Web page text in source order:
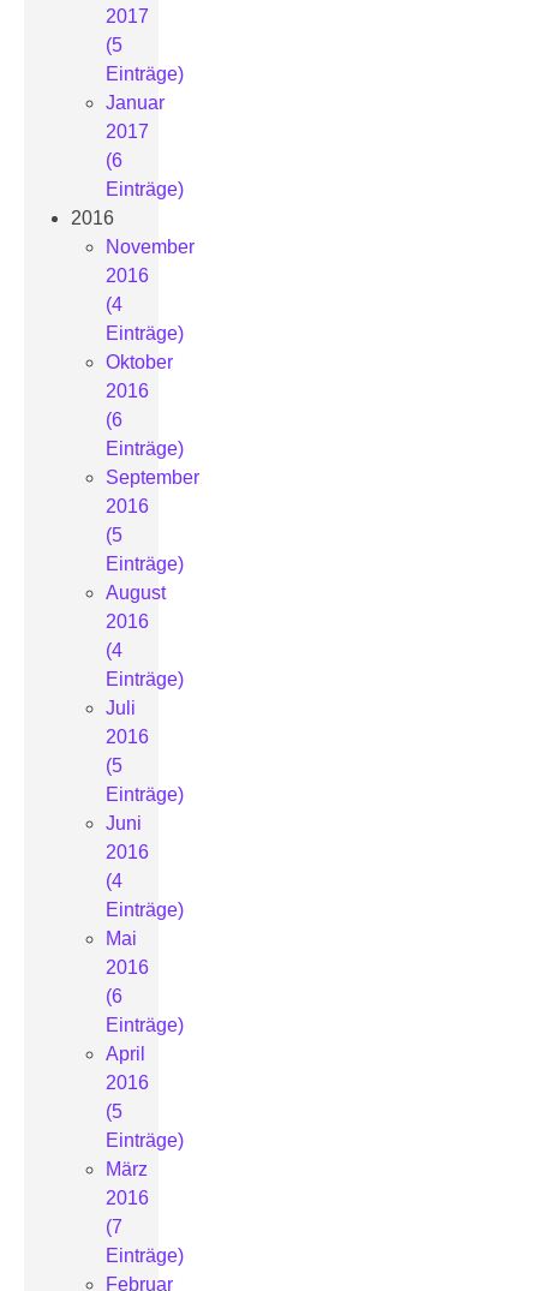
2017
(5
Einträge)
Januar
2017
(6
Einträge)
2016
November
2016
(4
Einträge)
Oktober
2016
(6
Einträge)
September
2016
(5
Einträge)
August
2016
(4
Einträge)
Juli
2016
(5
Einträge)
Juni
2016
(4
Einträge)
Mai
2016
(6
Einträge)
April
2016
(5
Einträge)
März
2016
(7
Einträge)
Februar